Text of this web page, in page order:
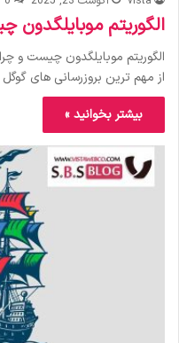
الگوریتم
الگوریتم موبایلگدون چیست و
از مهم‌ ترین بروزرسانی‌ های
بیشتر بخوانید »